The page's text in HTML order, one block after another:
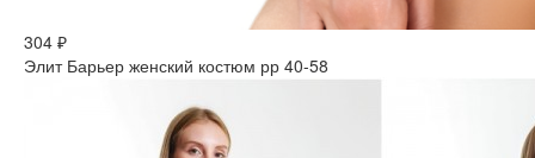
304 ₽
Элит Барьер женский костюм рр 40-58